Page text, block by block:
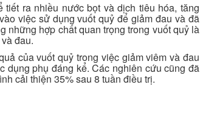
ra nhiều nước bọt và dịch tiêu hóa, tăng
việc sử dụng vuốt quỷ để giảm đau và đã
những hợp chất quan trọng trong vuốt quỷ là
đau.
của vuốt quỷ trong việc giảm viêm và đau
dụng phụ đáng kể. Các nghiên cứu cũng đã
cải thiện 35% sau 8 tuần điều trị.